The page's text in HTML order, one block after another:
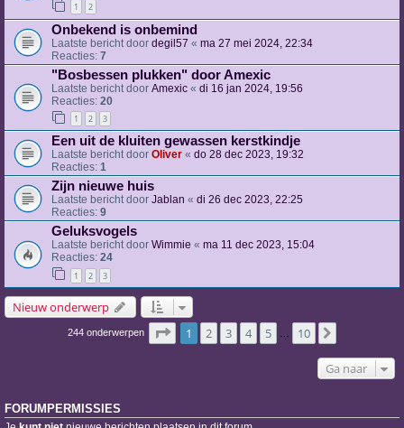
1 2
Onbekend is onbemind
Laatste bericht door degil57 « ma 27 mei 2024, 22:34
Reacties: 7
"Bosbessen plukken" door Amexic
Laatste bericht door Amexic « di 16 jan 2024, 19:56
Reacties: 20
1 2 3
Een uit de kluiten gewassen kerstkindje
Laatste bericht door Oliver « do 28 dec 2023, 19:32
Reacties: 1
Zijn nieuwe huis
Laatste bericht door Jablan « di 26 dec 2023, 22:25
Reacties: 9
Geluksvogels
Laatste bericht door Wimmie « ma 11 dec 2023, 15:04
Reacties: 24
1 2 3
Nieuw onderwerp
244 onderwerpen Pagina1 van 10
1 2 3 4 5 10
Ga naar
FORUMPERMISSIES